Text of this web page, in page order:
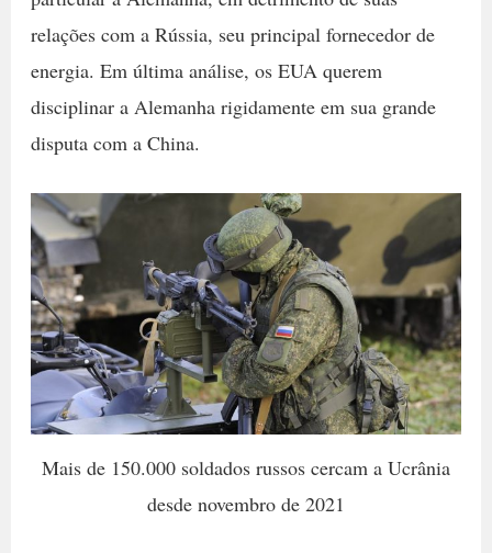
relações com a Rússia, seu principal fornecedor de
energia. Em última análise, os EUA querem
disciplinar a Alemanha rigidamente em sua grande
disputa com a China.
Mais de 150.000 soldados russos cercam a Ucrânia
desde novembro de 2021